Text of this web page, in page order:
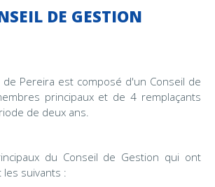
DE GESTION
de Pereira est composé d'un Conseil de
principaux et de 4 remplaçants
de deux ans.
du Conseil de Gestion qui ont
suivants :